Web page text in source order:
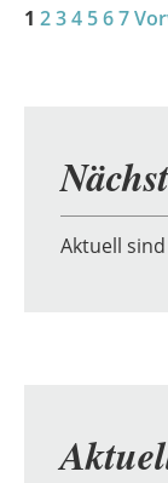
1 234 567
Aktuell